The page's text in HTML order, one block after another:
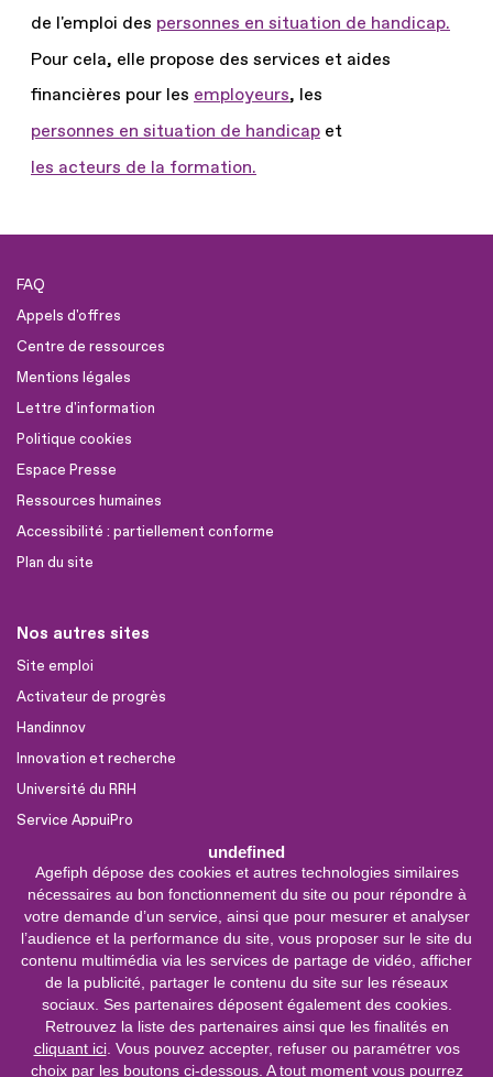
undefined
Agefiph dépose des cookies et autres technologies similaires
nécessaires au bon fonctionnement du site ou pour répondre à
votre demande d’un service, ainsi que pour mesurer et analyser
l’audience et la performance du site, vous proposer sur le site du
contenu multimédia via les services de partage de vidéo, afficher
de la publicité, partager le contenu du site sur les réseaux
sociaux. Ses partenaires déposent également des cookies.
Retrouvez la liste des partenaires ainsi que les finalités en
cliquant ici. Vous pouvez accepter, refuser ou paramétrer vos
choix par les boutons ci-dessous. A tout moment vous pourrez
de l'emploi des personnes en situation de handicap.
Pour cela, elle propose des services et aides
financières pour les employeurs, les
personnes en situation de handicap et
les acteurs de la formation.
FAQ
Appels d'offres
Centre de ressources
Mentions légales
Lettre d'information
Politique cookies
Espace Presse
Ressources humaines
Accessibilité : partiellement conforme
Plan du site
Nos autres sites
Site emploi
Activateur de progrès
Handinnov
Innovation et recherche
Université du RRH
Service AppuiPro
Nous suivre
Youtube
Linkedin
Facebook